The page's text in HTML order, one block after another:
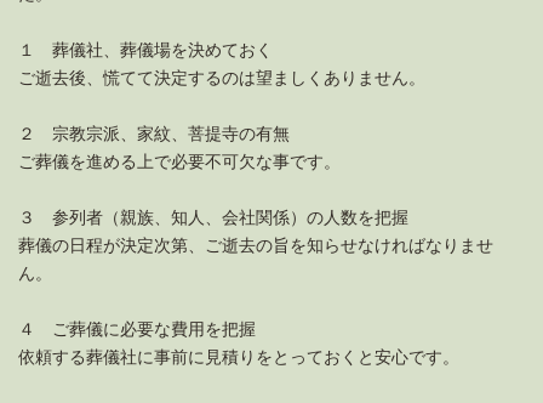
１ 葬儀社、葬儀場を決めておく
ご逝去後、慌てて決定するのは望ましくありません。
２ 宗教宗派、家紋、菩提寺の有無
ご葬儀を進める上で必要不可欠な事です。
３ 参列者（親族、知人、会社関係）の人数を把握
葬儀の日程が決定次第、ご逝去の旨を知らせなければなりませ
ん。
４ ご葬儀に必要な費用を把握
依頼する葬儀社に事前に見積りをとっておくと安心です。